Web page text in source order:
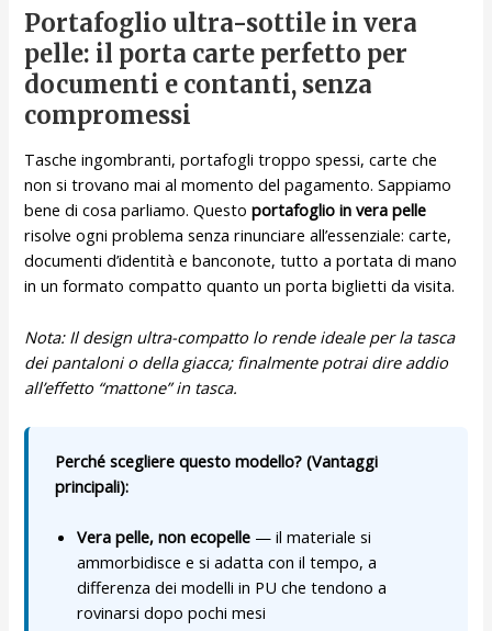
Portafoglio ultra-sottile in vera
pelle: il porta carte perfetto per
documenti e contanti, senza
compromessi
Tasche ingombranti, portafogli troppo spessi, carte che
non si trovano mai al momento del pagamento. Sappiamo
bene di cosa parliamo. Questoportafoglio in vera pelle
risolve ogni problema senza rinunciare all’essenziale: carte,
documenti d’identità e banconote, tutto a portata di mano
in un formato compatto quanto un porta biglietti da visita.
Nota: Il design ultra-compatto lo rende ideale per la tasca
dei pantaloni o della giacca; finalmente potrai dire addio
all’effetto “mattone” in tasca.
Perché scegliere questo modello? (Vantaggi
principali):
Vera pelle, non ecopelle — il materiale si
ammorbidisce e si adatta con il tempo, a
differenza dei modelli in PU che tendono a
rovinarsi dopo pochi mesi